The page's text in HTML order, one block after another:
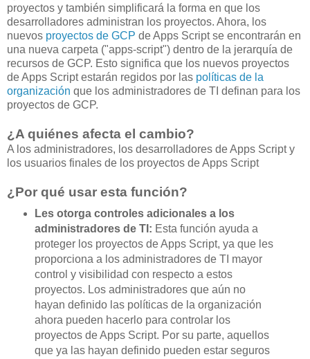
proyectos y también simplificará la forma en que los
desarrolladores administran los proyectos. Ahora, los
nuevos proyectos de GCP de Apps Script se encontrarán en
una nueva carpeta ("apps-script") dentro de la jerarquía de
recursos de GCP. Esto significa que los nuevos proyectos
de Apps Script estarán regidos por las políticas de la
organización que los administradores de TI definan para los
proyectos de GCP.
¿A quiénes afecta el cambio?
A los administradores, los desarrolladores de Apps Script y
los usuarios finales de los proyectos de Apps Script
¿Por qué usar esta función?
Les otorga controles adicionales a los
administradores de TI: Esta función ayuda a
proteger los proyectos de Apps Script, ya que les
proporciona a los administradores de TI mayor
control y visibilidad con respecto a estos
proyectos. Los administradores que aún no
hayan definido las políticas de la organización
ahora pueden hacerlo para controlar los
proyectos de Apps Script. Por su parte, aquellos
que ya las hayan definido pueden estar seguros